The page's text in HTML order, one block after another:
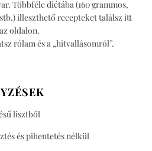
Többféle diétába (160 grammos,
illeszthető recepteket találsz itt
az oldalon.
rólam és a „hitvallásomról”.
lisztből
és pihentetés nélkül